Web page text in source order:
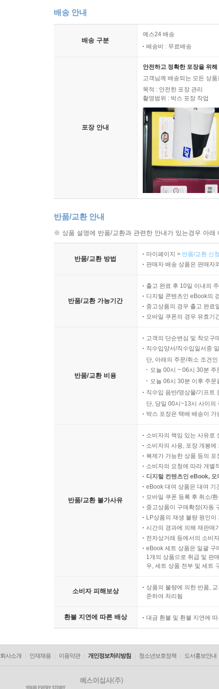
배송 안내
배송 구분
예스24 배송
배송비 : 무료배송
포장 안내
안전하고 정확한 포장을 위
고객님께 배송되는 모든 상
목적 : 안전한 포장 관리
촬영범위 : 박스 포장 작업
반품/교환 안내
※ 상품 설명에 반품/교환과 관련한 안내가 있는경우 아
반품/교환 방법
마이페이지 > 반품/교환 신
판매자 배송 상품은 판매자
반품/교환 가능기간
출고 완료 후 10일 이내의
디지털 콘텐츠인 eBook의
중고상품의 경우 출고 완료
모바일 쿠폰의 경우 유효기
반품/교환 비용
고객의 단순변심 및 착오구
직수입양서/직수입일서중
단, 아래의 주문/취소 조건
오늘 00시 ~ 06시 30분
오늘 06시 30분 이후 주
직수입 음반/영상물/기프트
단, 당일 00시~13시 사이의
박스 포장은 택배 배송이
반품/교환 불가사유
소비자의 책임 있는 사유로
소비자의 사용, 포장 개봉
복제가 가능한 상품 등의
소비자의 요청에 따라 개별
디지털 컨텐츠인 eBook,
eBook 대여 상품은 대여 기
모바일 쿠폰 등록 후 취소/
중고상품이 구매확정(자동
LP상품의 재생 불량 원인
시간의 경과에 의해 재판매
전자상거래 등에서의 소비
eBook 세트 상품은 일괄 구
1개의 상품으로 취급 및 판
우, 세트 상품 전부 및 세트
소비자 피해보상
상품의 불량에 의한 반품,
준하여 처리됨
환불 지연에 따른 배상 대금 환불 및 환불 지연에
회사소개 인재채용 이용약관 개인정보처리방침 청소년보호정책 도서홍보안내